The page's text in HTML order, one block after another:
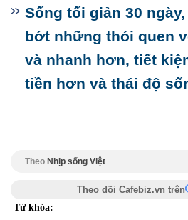
Sống tối giản 30
bớt những thói quen
và nhanh hơn, tiết
tiền hơn và thái độ
Theo Nhịp sống Việt
Theo dõi Cafebiz.vn trên
Từ khóa: